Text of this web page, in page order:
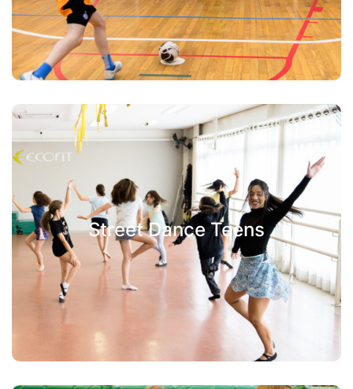
Street Dance Teens